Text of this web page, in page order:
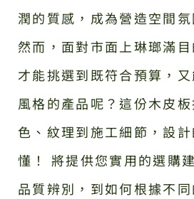
潤的質感，成為營造空間氛
然而，面對市面上琳瑯滿
才能挑選到既符合預算，
風格的產品呢？這份木皮
色、紋理到施工細節，設
懂！ 將提供您實用的選購
品質辨別，到如何根據不